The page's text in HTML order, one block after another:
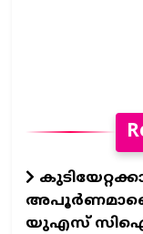
യുഎസ്